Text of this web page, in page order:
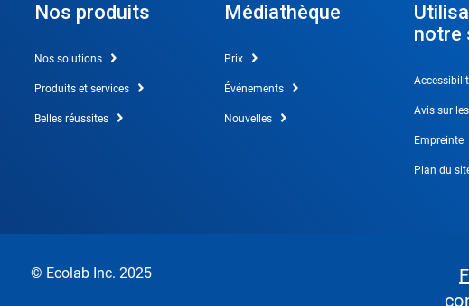
Nos produits
Nos solutions
Produits et services
Belles réussites
Médiathèque
Prix
Événements
Nouvelles
notre
Avis sur
Empreinte
Plan du
© Ecolab Inc. 2025